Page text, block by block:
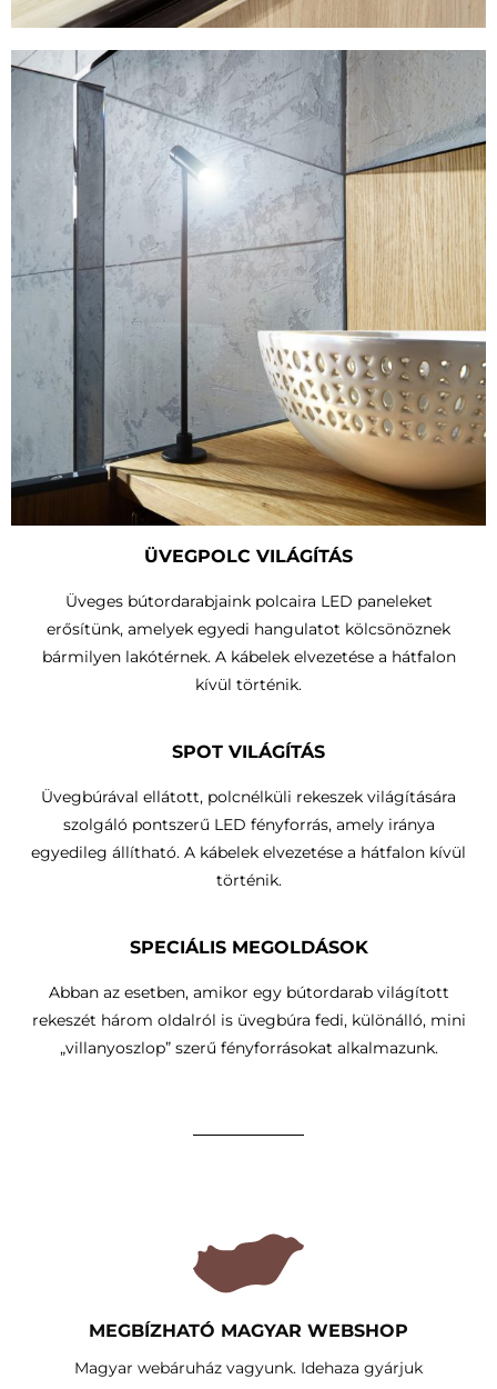
ÜVEGPOLC VILÁGÍTÁS
Üveges bútordarabjaink polcaira LED paneleket
erősítünk, amelyek egyedi hangulatot kölcsönöznek
bármilyen lakótérnek. A kábelek elvezetése a hátfalon
kívül történik.
SPOT VILÁGÍTÁS
Üvegbúrával ellátott, polcnélküli rekeszek világítására
szolgáló pontszerű LED fényforrás, amely iránya
egyedileg állítható. A kábelek elvezetése a hátfalon kívül
történik.
SPECIÁLIS MEGOLDÁSOK
Abban az esetben, amikor egy bútordarab világított
rekeszét három oldalról is üvegbúra fedi, különálló, mini
„villanyoszlop” szerű fényforrásokat alkalmazunk.
MEGBÍZHATÓ MAGYAR WEBSHOP
Magyar webáruház vagyunk. Idehaza gyárjuk